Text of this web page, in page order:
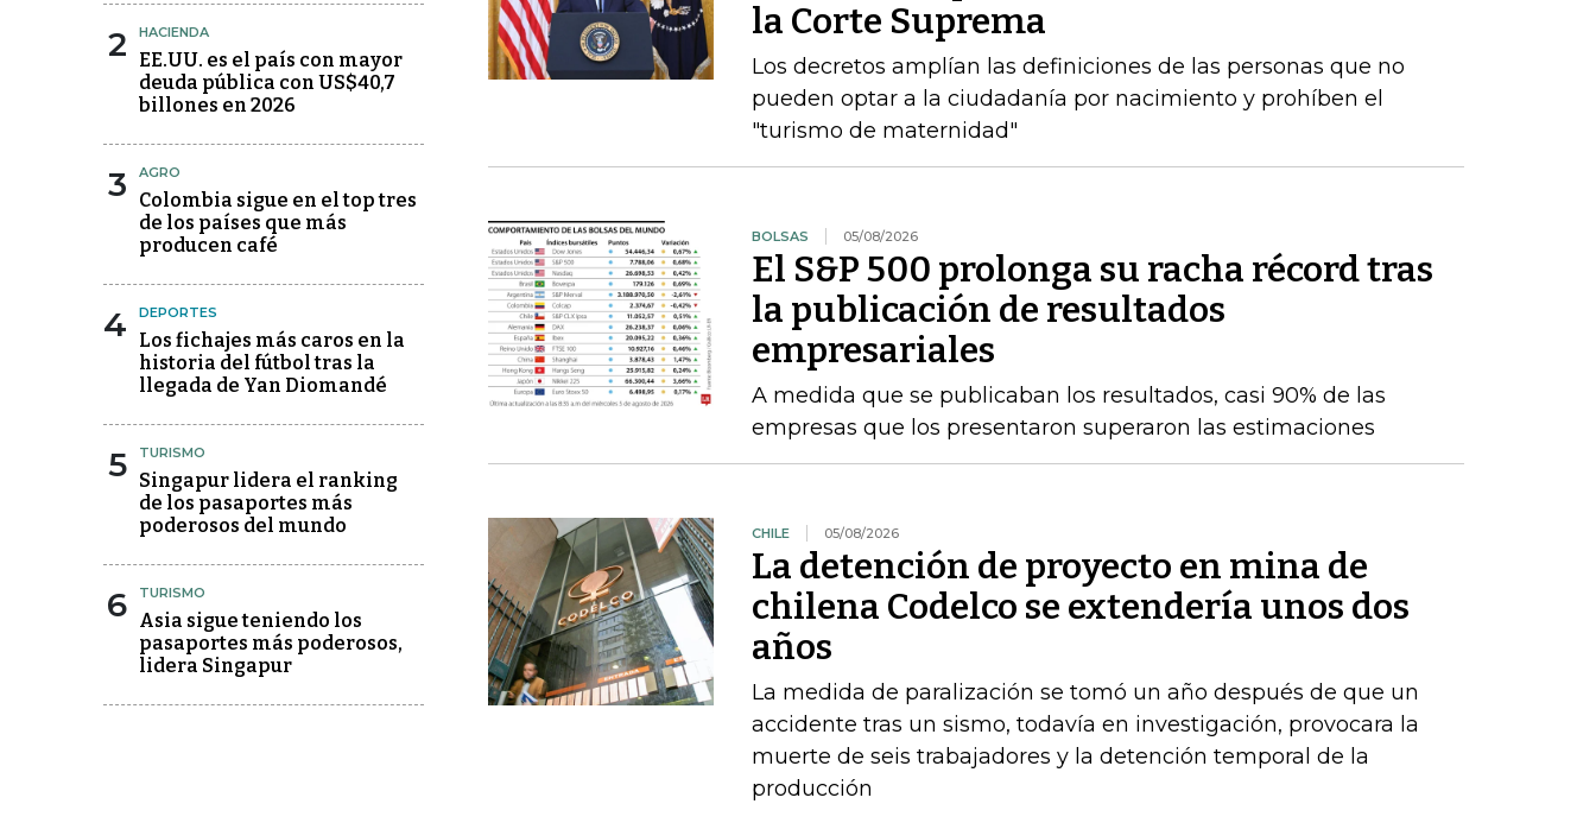
2 HACIENDA
EE.UU. es el país con mayor
deuda pública con US$40,7
billones en 2026
3 AGRO
Colombia sigue en el top tres
de los países que más
producen café
4 DEPORTES
Los fichajes más caros en la
historia del fútbol tras la
llegada de Yan Diomandé
5 TURISMO
Singapur lidera el ranking
de los pasaportes más
poderosos del mundo
6 TURISMO
Asia sigue teniendo los
pasaportes más poderosos,
lidera Singapur
la Corte Suprema
Los decretos amplían las definiciones de las personas que no
pueden optar a la ciudadanía por nacimiento y prohíben el
"turismo de maternidad"
BOLSAS 05/08/2026
El S&P 500 prolonga su racha récord tras
la publicación de resultados
empresariales
A medida que se publicaban los resultados, casi 90% de las
empresas que los presentaron superaron las estimaciones
CHILE 05/08/2026
La detención de proyecto en mina de
chilena Codelco se extendería unos dos
años
La medida de paralización se tomó un año después de que un
accidente tras un sismo, todavía en investigación, provocara la
muerte de seis trabajadores y la detención temporal de la
producción